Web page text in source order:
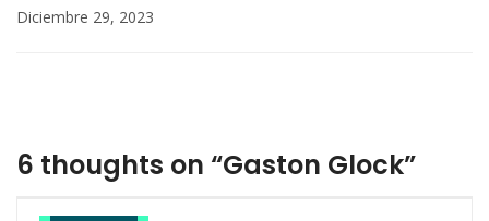
Diciembre 29, 2023
6 thoughts on “Gaston Glock”